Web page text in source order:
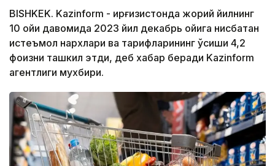
BISHKEK. Kazinform - Қирғизистонда жорий йилнинг
10 ойи давомида 2023 йил декабрь ойига нисбатан
истеъмол нархлари ва тарифларининг ўсиши 4,2
фоизни ташкил этди, деб хабар беради Kazinform
агентлиги мухбири.